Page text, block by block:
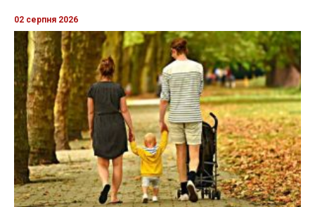
02 серпня 2026